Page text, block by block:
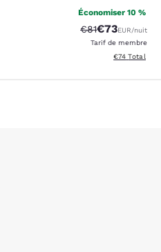
Économiser 10 %
Tarif barré :
€81Tarif réduit :
€73EUR/nuit
Tarif de membre
Afficher les
€74 Total